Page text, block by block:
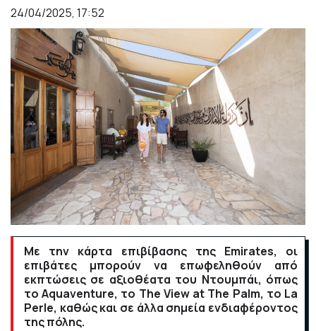
24/04/2025, 17:52
Με την κάρτα επιβίβασης της Emirates, οι
επιβάτες μπορούν να επωφεληθούν από
εκπτώσεις σε αξιοθέατα του Ντουμπάι, όπως
το Aquaventure, το The View at The Palm, το La
Perle, καθώς και σε άλλα σημεία ενδιαφέροντος
της πόλης.